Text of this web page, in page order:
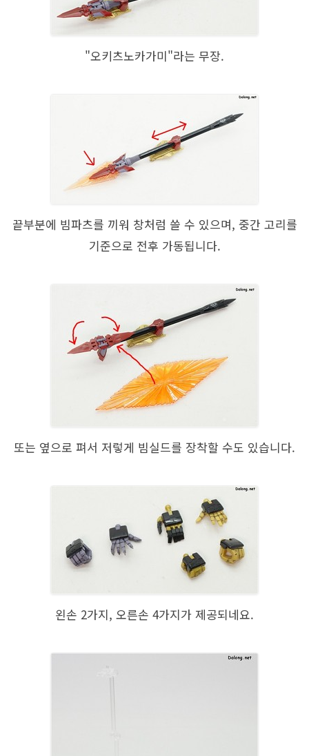
"오키츠노카가미"라는 무장.
끝부분에 빔파츠를 끼워 창처럼 쓸 수 있으며, 중간 고리를
기준으로 전후 가동됩니다.
또는 옆으로 펴서 저렇게 빔실드를 장착할 수도 있습니다.
왼손 2가지, 오른손 4가지가 제공되네요.